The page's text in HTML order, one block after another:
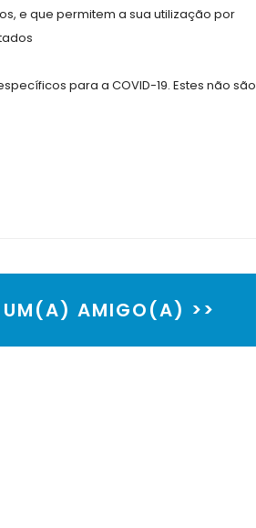
e que permitem a sua utilização por
para a COVID-19. Estes não são
UM(A) AMIGO(A) >>